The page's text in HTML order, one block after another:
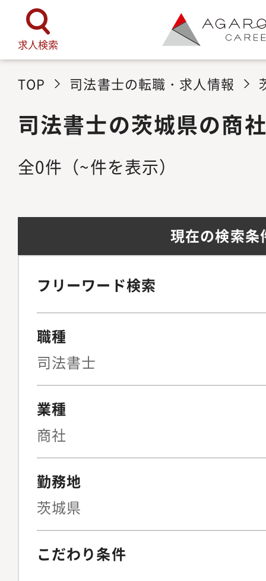
求人検索
TOP 司法書士の転職・求人情報
司法書士の茨城県の商
全0件 （~件を表示）
現在の検索条
フリーワード検索
職種
司法書士
業種
商社
勤務地
茨城県
こだわり条件